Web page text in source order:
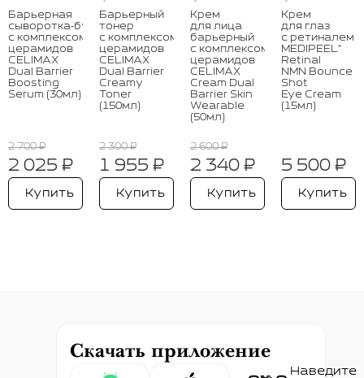
Барьерная
сыворотка‑бустер
с комплексом
церамидов
CELIMAX
Dual Barrier
Boosting
Serum (30мл)
2 700 ₽
2 025 ₽
Купить
Барьерный
тонер
с комплексом
церамидов
CELIMAX
Dual Barrier
Creamy
Toner
(150мл)
2 300 ₽
1 955 ₽
Купить
Крем
для лица
барьерный
с комплексом
церамидов
CELIMAX
Cream Dual
Barrier Skin
Wearable
(50мл)
2 600 ₽
2 340 ₽
Купить
Крем
для глаз
с ретиналем
MEDIPEEL⁺
Retinal
NMN Bounce
Shot
Eye Cream
(15мл)
5 500 ₽
Купить
Скачать приложение
Наведите